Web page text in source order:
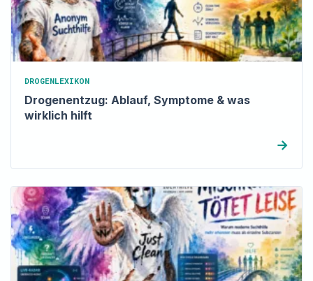
DROGENLEXIKON
Drogenentzug: Ablauf, Symptome & was
wirklich hilft
→